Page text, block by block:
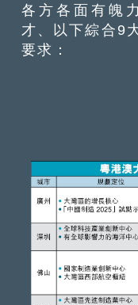
各方各面有魄
才、以下綜合9
要求：